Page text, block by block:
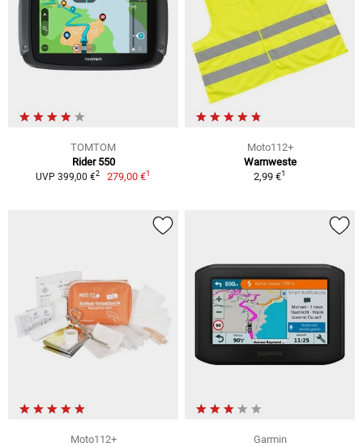
TOMTOM
Rider 550
UVP 399,00 €2 279,00 €1
Moto112+
Warnweste
2,99 €1
Moto112+
Garmin